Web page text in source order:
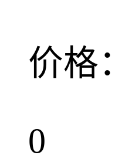
价格：
0